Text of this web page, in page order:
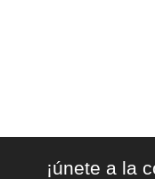
¡únete a la